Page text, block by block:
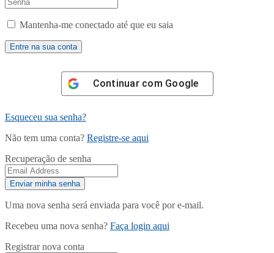
Mantenha-me conectado até que eu saia
Continuar com Google
Esqueceu sua senha?
Não tem uma conta? Registre-se aqui
Recuperação de senha
Uma nova senha será enviada para você por e-mail.
Recebeu uma nova senha? Faça login aqui
Registrar nova conta